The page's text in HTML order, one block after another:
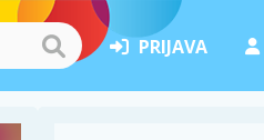
PRIJAVA